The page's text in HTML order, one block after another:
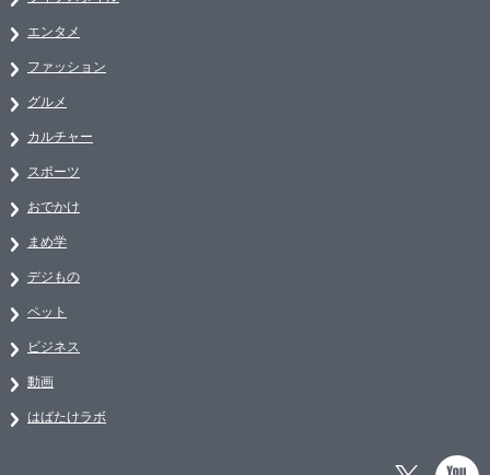
エンタメ
ファッション
グルメ
カルチャー
スポーツ
おでかけ
まめ学
デジもの
ペット
ビジネス
動画
はばたけラボ